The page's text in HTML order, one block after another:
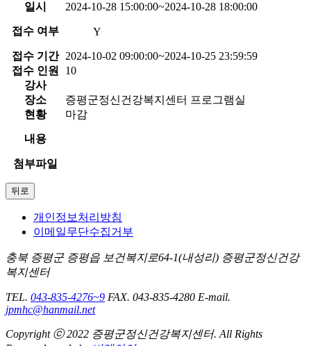
일시
2024-10-28 15:00:00~2024-10-28 18:00:00
접수 여부 Y
접수 기간 2024-10-02 09:00:00~2024-10-25 23:59:59
접수 인원
10
강사
장소
증평군정신건강복지센터 프로그램실
현황
마감
내용
첨부파일
개인정보처리방침
이메일무단수집거부
충북 증평군 증평읍 보건복지로64-1(내성리) 증평군정신건강
복지센터
TEL. 043-835-4276~9 FAX. 043-835-4280 E-mail.
jpmhc@hanmail.net
Copyright ⓒ 2022 증평군정신건강복지센터. All Rights